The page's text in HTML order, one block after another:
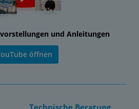
und Anleitungen
öffnen
Technische Beratung